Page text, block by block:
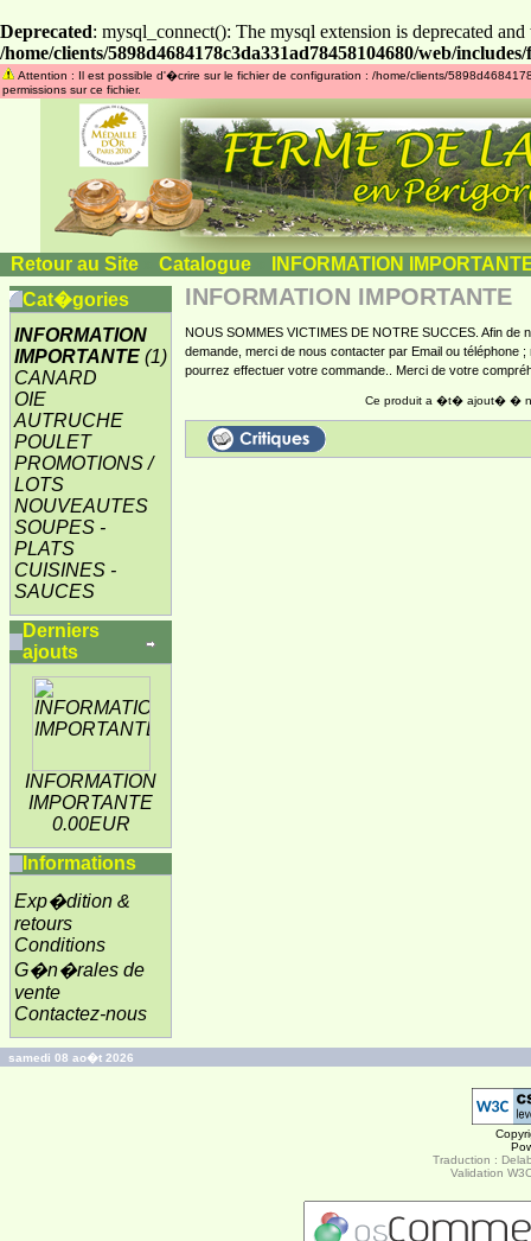
Deprecated: mysql_connect(): The mysql extension is deprecated
/home/clients/5898d4684178c3da331ad78458104680/web/
Attention : Il est possible d'�crire sur le fichier de configuration : /home/clients/
permissions sur ce fichier.
Retour au Site Catalogue
INFORMATION
Cat�gories
INFORMATION
IMPORTANTE (1)
CANARD
OIE
AUTRUCHE
POULET
PROMOTIONS /
LOTS
NOUVEAUTES
SOUPES -
PLATS
CUISINES -
SAUCES
Derniers
ajouts
INFORMATION
IMPORTANTE
0.00EUR
Informations
Exp�dition &
retours
Conditions
G�n�rales de
vente
Contactez-nous
INFORMATION IMPORTANTE
NOUS SOMMES VICTIMES DE NOTRE SUCCES. Afin
demande, merci de nous contacter par Email ou téléphone
pourrez effectuer votre commande.. Merci de votre
Ce produit a �t� ajout� �
samedi 08 ao�t 2026
Traduction :
Validation